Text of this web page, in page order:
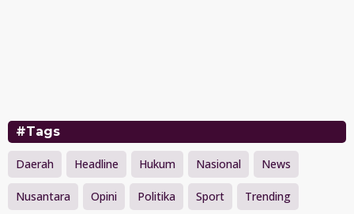
#Tags
Daerah Headline Hukum Nasional News
Nusantara Opini Politika Sport Trending